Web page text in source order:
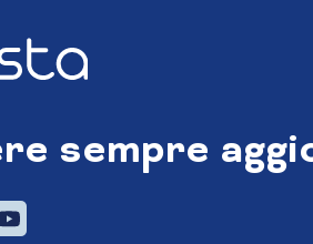
sempre